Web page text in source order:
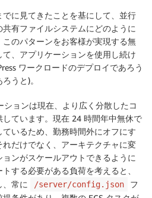
に見てきたことを基にして、並行
有ファイルシステムにどのように
のパターンをお客様が実現する無
、アプリケーションを使用し続け
ワークロードのデプロイであろう
うと)。
ョンは現在、より広く分散したコ
しています。現在 24 時間年中無休で
いるため、勤務時間外にオフにす
だけでなく、アーキテクチャに変
ンがスケールアウトできるように
する必要がある負荷を考えると、
常に
/server/config.json
フ